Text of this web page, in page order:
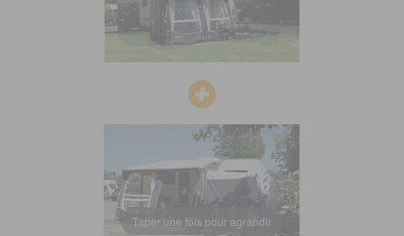
Taper une fois pour agrandir